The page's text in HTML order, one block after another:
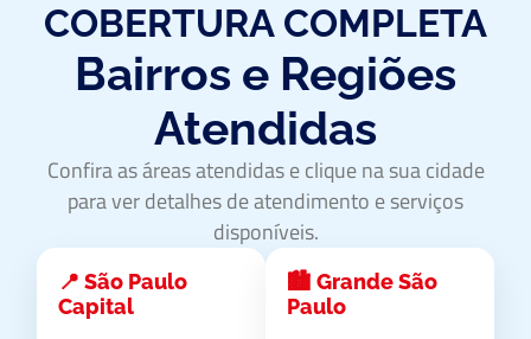
COBERTURA COMPLETA
Bairros e Regiões
Atendidas
Confira as áreas atendidas e clique na sua cidade
para ver detalhes de atendimento e serviços
disponíveis.
📍 São Paulo
Capital
🏙️ Grande São
Paulo